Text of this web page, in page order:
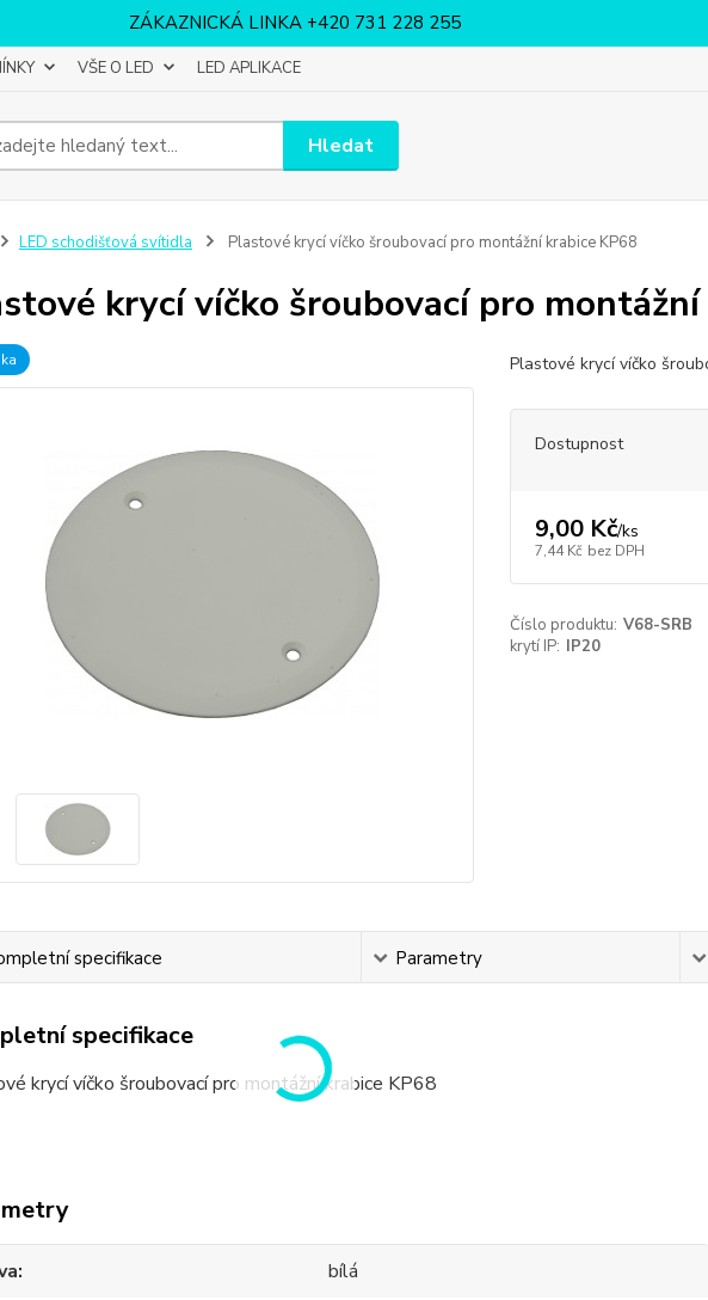
ZÁKAZNICKÁ LINKA +420 731 228 255
VŠE O LED LED APLIKACE
Hledat
LED schodišťová svítidla Plastové krycí víčko šroubovací pro montážní krabice KP68
krycí víčko šroubovací pro
Plastové krycí víčko
Dostupnost
9,00 Kč/ks
7,44 Kč bez DPH
Číslo produktu: V68-SRB
krytí IP: IP20
specifikace Parametry
specifikace
krycí víčko šroubovací pro montážní krabice KP68
bílá